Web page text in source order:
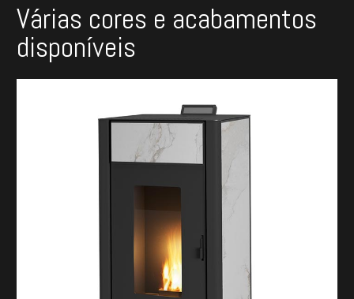
Várias cores e acabamentos
disponíveis